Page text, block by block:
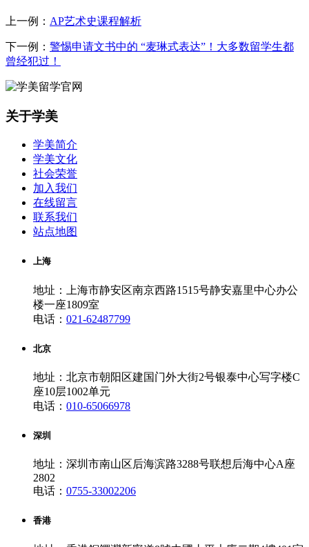
上一例： AP艺术史课程解析
下一例： 警惕申请文书中的 “麦琳式表达”！大多数留学生都
曾经犯过！
关于学美
学美简介
学美文化
社会荣誉
加入我们
在线留言
联系我们
站点地图
上海
地址：上海市静安区南京西路1515号静安嘉里中心办公
楼一座1809室
电话： 021-62487799
北京
地址：北京市朝阳区建国门外大街2号银泰中心写字楼C
座10层1002单元
电话： 010-65066978
深圳
地址：深圳市南山区后海滨路3288号联想后海中心A座
2802
电话： 0755-33002206
香港